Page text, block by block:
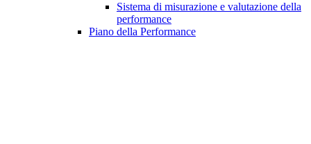
Sistema di misurazione e valutazione della
performance
Piano della Performance